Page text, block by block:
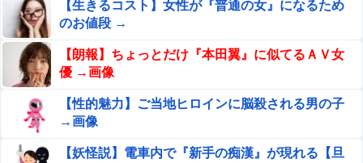
【生きるコスト】女性が『普通の女』になるため
のお値段 →
【朗報】ちょっとだけ『本田翼』に似てるＡＶ女
優 →画像
【性的魅力】ご当地ヒロインに脳殺される男の子
→画像
【妖怪説】電車内で『新手の痴漢』が現れる【旦